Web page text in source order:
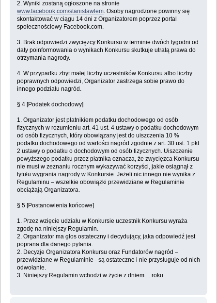
2. Wyniki zostaną ogłoszone na stronie
www.facebook.com/stanislawlem. Osoby nagrodzone powinny się
skontaktować w ciągu 14 dni z Organizatorem poprzez portal
społecznościowy Facebook.com.
3. Brak odpowiedzi zwycięzcy Konkursu w terminie dwóch tygodni od
daty poinformowania o wynikach Konkursu skutkuje utratą prawa do
otrzymania nagrody.
4. W przypadku zbyt małej liczby uczestników Konkursu albo liczby
poprawnych odpowiedzi, Organizator zastrzega sobie prawo do
innego podziału nagród.
§ 4 [Podatek dochodowy]
1. Organizator jest płatnikiem podatku dochodowego od osób
fizycznych w rozumieniu art. 41 ust. 4 ustawy o podatku dochodowym
od osób fizycznych, który obowiązany jest do uiszczenia 10 %
podatku dochodowego od wartości nagród zgodnie z art. 30 ust. 1 pkt
2 ustawy o podatku o dochodowym od osób fizycznych. Uiszczenie
powyższego podatku przez płatnika oznacza, że zwycięzca Konkursu
nie musi w zeznaniu rocznym wykazywać korzyści, jakie osiągnął z
tytułu wygrania nagrody w Konkursie. Jeżeli nic innego nie wynika z
Regulaminu – wszelkie obowiązki przewidziane w Regulaminie
obciążają Organizatora.
§ 5 [Postanowienia końcowe]
1. Przez wzięcie udziału w Konkursie uczestnik Konkursu wyraża
zgodę na niniejszy Regulamin.
2. Organizator ma głos ostateczny i decydujący, jaka odpowiedź jest
poprana dla danego pytania.
2. Decyzje Organizatora Konkursu oraz Fundatorów nagród –
przewidziane w Regulaminie - są ostateczne i nie przysługuje od nich
odwołanie.
3. Niniejszy Regulamin wchodzi w życie z dniem ... roku.